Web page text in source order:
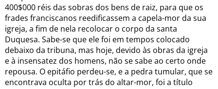
400$000 réis das sobras dos bens de raiz, para que os
frades franciscanos reedificassem a capela-mor da sua
igreja, a fim de nela recolocar o corpo da santa
Duquesa. Sabe-se que ele foi em tempos colocado
debaixo da tribuna, mas hoje, devido às obras da igreja
e à insensatez dos homens, não se sabe ao certo onde
repousa. O epitáfio perdeu-se, e a pedra tumular, que se
encontrava oculta por trás do altar-mor, foi a título